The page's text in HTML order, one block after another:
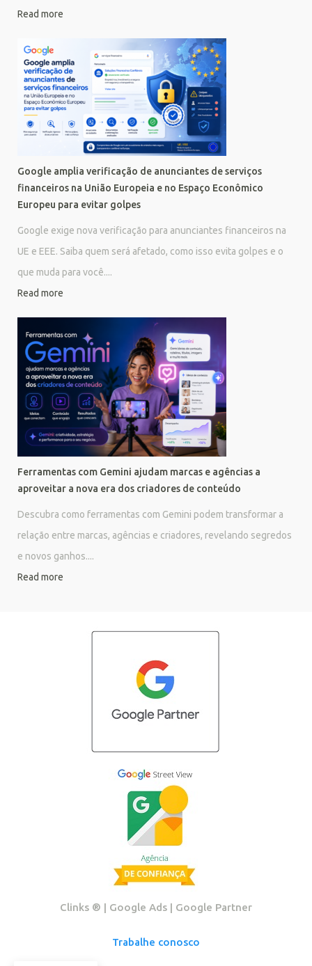
Read more
Google amplia verificação de anunciantes de serviços
financeiros na União Europeia e no Espaço Econômico
Europeu para evitar golpes
Google exige nova verificação para anunciantes financeiros na
UE e EEE. Saiba quem será afetado, como isso evita golpes e o
que muda para você....
Read more
Ferramentas com Gemini ajudam marcas e agências a
aproveitar a nova era dos criadores de conteúdo
Descubra como ferramentas com Gemini podem transformar a
relação entre marcas, agências e criadores, revelando segredos
e novos ganhos....
Read more
Clinks ®️ | Google Ads | Google Partner
Trabalhe conosco